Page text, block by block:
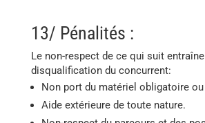
13/ Pénalités :
Le non-respect de ce qui suit
disqualification du concurrent:
Non port du matériel obligatoire
Aide extérieure de toute nature.